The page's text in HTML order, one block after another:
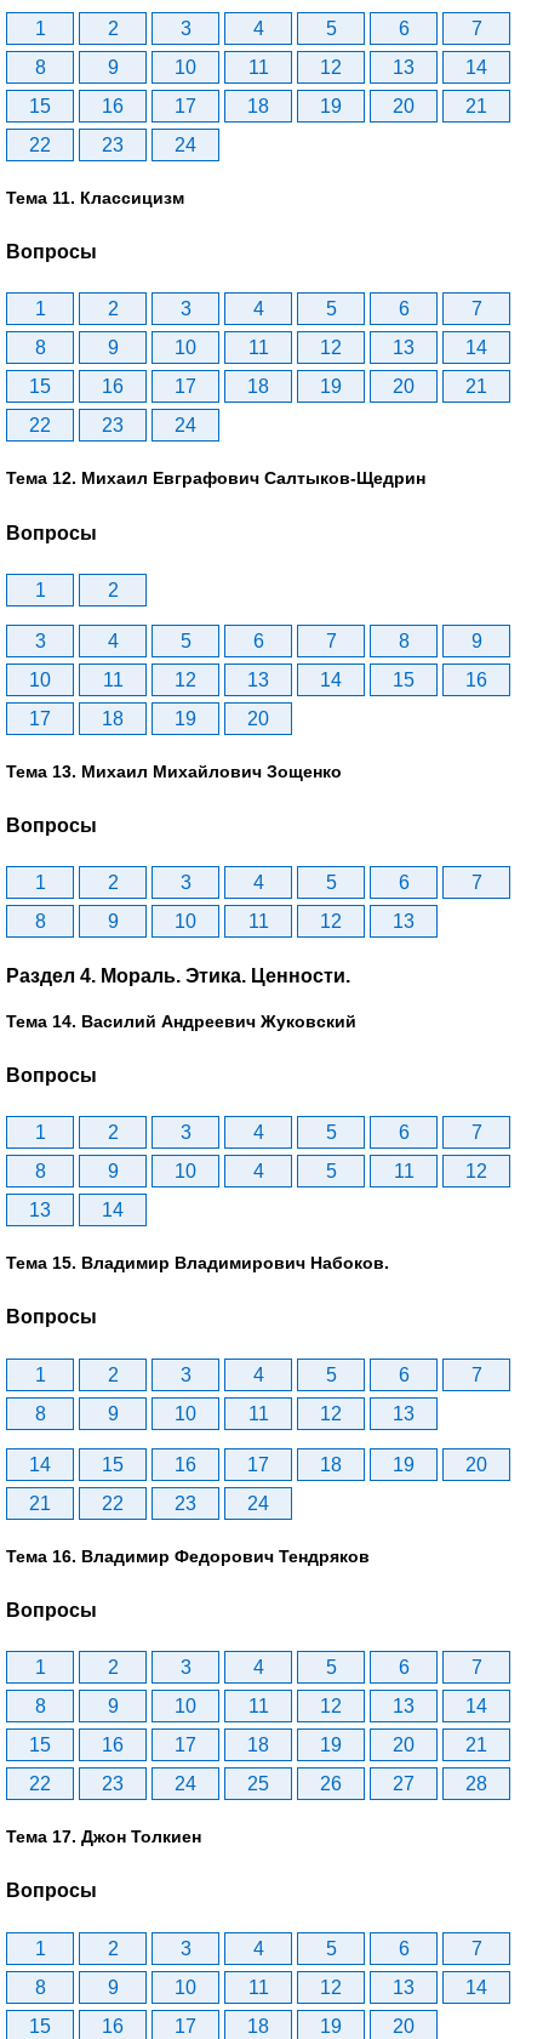
1 2 3 4 5 6
7
8
9 10 11 12 13
14
15
16 17 18 19 20
21
22
23 24
Тема 11. Классицизм
Вопросы
1 2 3 4 5 6
7
8
9 10 11 12 13
14
15
16 17 18 19 20
21
22
23 24
Тема 12. Михаил Евграфович Салтыков-Щедрин
Вопросы
1 2
3 4 5 6 7 8
9
10
11 12 13 14 15
16
17
18 19 20
Тема 13. Михаил Михайлович Зощенко
Вопросы
1 2 3 4 5 6
7
8
9 10 11 12 13
Раздел 4. Мораль. Этика. Ценности.
Тема 14. Василий Андреевич Жуковский
Вопросы
1 2 3 4 5 6
7
8
9 10 4 5 11
12
13
14
Тема 15. Владимир Владимирович Набоков.
Вопросы
1 2 3 4 5 6
7
8
9 10 11 12 13
14 15 16 17 18 19
20
21
22 23 24
Тема 16. Владимир Федорович Тендряков
Вопросы
1 2 3 4 5 6
7
8
9 10 11 12 13
14
15
16 17 18 19 20
21
22
23 24 25 26 27 28
Тема 17. Джон Толкиен
Вопросы
1 2 3 4 5 6
7
8
9 10 11 12 13
14
15
16 17 18 19 20